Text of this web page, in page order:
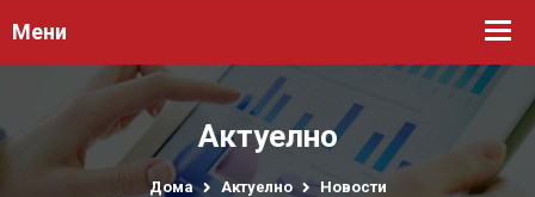
Мени
Актуелно
Дома Актуелно Новости